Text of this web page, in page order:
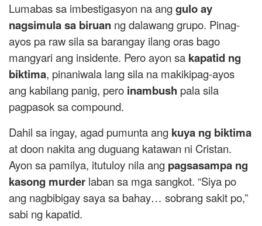
Lumabas sa imbestigasyon na anggulo ay
nagsimula sa biruan ng dalawang grupo. Pinag-
ayos pa raw sila sa barangay ilang oras bago
mangyari ang insidente. Pero ayon sa kapatid ng
biktima, pinaniwala lang sila na makikipag-ayos
ang kabilang panig, pero inambush pala sila
pagpasok sa compound.
Dahil sa ingay, agad pumunta ang kuya ng biktima
at doon nakita ang duguang katawan ni Cristan.
Ayon sa pamilya, itutuloy nila ang pagsasampa ng
kasong murder laban sa mga sangkot. “Siya po
ang nagbibigay saya sa bahay… sobrang sakit po,”
sabi ng kapatid.